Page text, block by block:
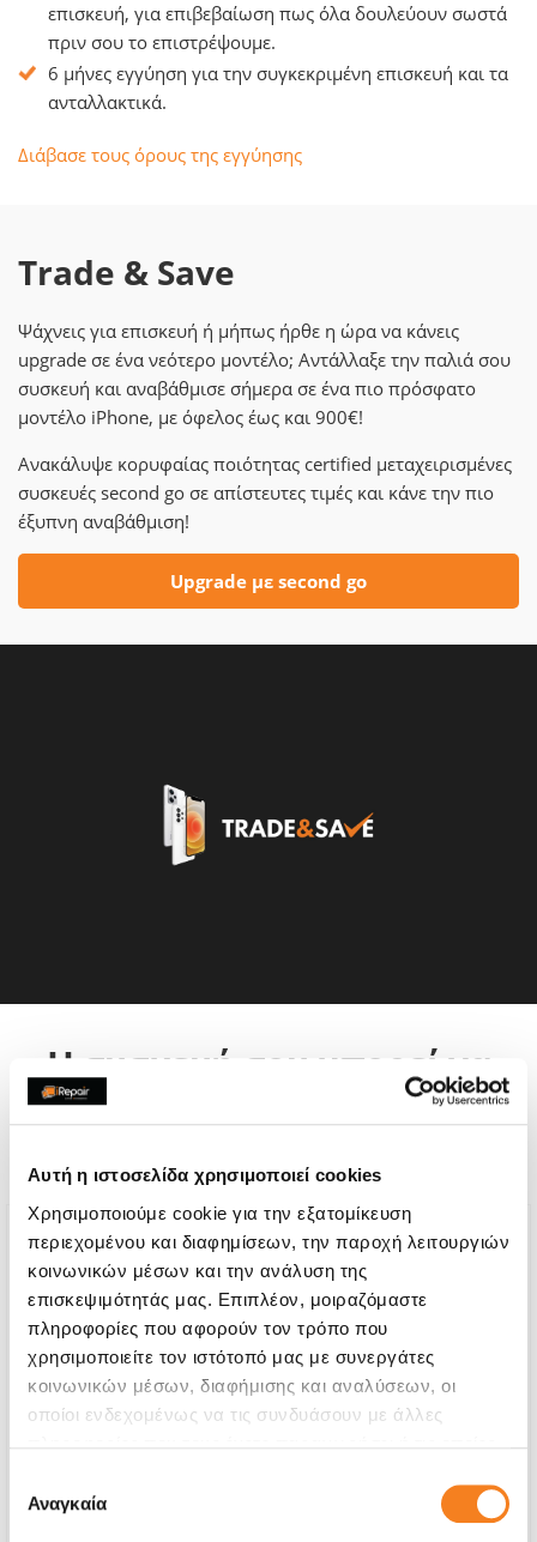
Αυτή η ιστοσελίδα χρησιμοποιεί cookies
Χρησιμοποιούμε cookie για την εξατομίκευση
περιεχομένου και διαφημίσεων, την παροχή λειτουργιών
κοινωνικών μέσων και την ανάλυση της
επισκεψιμότητάς μας. Επιπλέον, μοιραζόμαστε
πληροφορίες που αφορούν τον τρόπο που
χρησιμοποιείτε τον ιστότοπό μας με συνεργάτες
κοινωνικών μέσων, διαφήμισης και αναλύσεων, οι
οποίοι ενδεχομένως να τις συνδυάσουν με άλλες
των υπηρεσιών τους.
συγκατάθεσης
Αναγκαία
επισκευή, για επιβεβαίωση πως όλα δουλεύουν σωστά
πριν σου το επιστρέψουμε.
6 μήνες εγγύηση για την συγκεκριμένη επισκευή και τα
ανταλλακτικά.
Διάβασε τους όρους της εγγύησης
Trade & Save
Ψάχνεις για επισκευή ή μήπως ήρθε η ώρα να κάνεις
upgrade σε ένα νεότερο μοντέλο; Αντάλλαξε την παλιά σου
συσκευή και αναβάθμισε σήμερα σε ένα πιο πρόσφατο
μοντέλο iPhone, με όφελος έως και 900€!
Ανακάλυψε κορυφαίας ποιότητας certified μεταχειρισμένες
συσκευές second go σε απίστευτες τιμές και κάνε την πιο
έξυπνη αναβάθμιση!
Upgrade με second go
Η συσκευή σου μπορεί να
χρειάζεται και κάποια από
τις παρακάτω επισκευές: